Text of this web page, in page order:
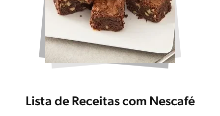
Lista de Receitas com Nescafé